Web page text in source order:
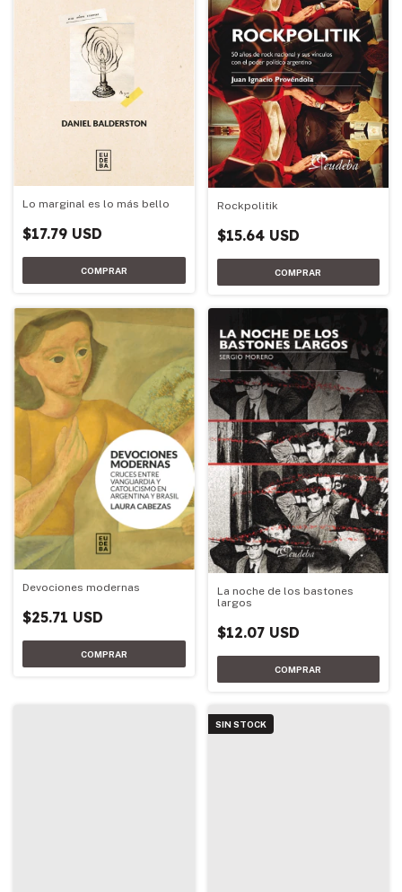
Lo marginal es lo más bello
$17.79 USD
Rockpolitik
$15.64 USD
Devociones modernas
$25.71 USD
La noche de los bastones
largos
$12.07 USD
SIN STOCK